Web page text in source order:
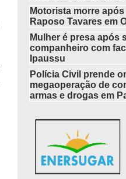
Motorista morre
Raposo Tavares em
Mulher é presa após
companheiro com
Ipaussu
Polícia Civil prende
megaoperação de
armas e drogas em